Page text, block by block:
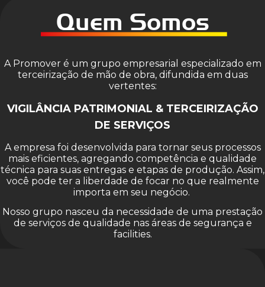
Quem Somos
A Promover é um grupo empresarial especializado em
terceirização de mão de obra, difundida em duas
vertentes:
VIGILÂNCIA PATRIMONIAL & TERCEIRIZAÇÃO
DE SERVIÇOS
A empresa foi desenvolvida para tornar seus processos
mais eficientes, agregando competência e qualidade
técnica para suas entregas e etapas de produção. Assim,
você pode ter a liberdade de focar no que realmente
importa em seu negócio.
Nosso grupo nasceu da necessidade de uma prestação
de serviços de qualidade nas áreas de segurança e
facilities.